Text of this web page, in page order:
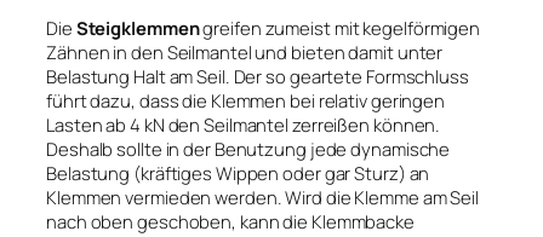
Die Steigklemmengreifen zumeist mit kegelförmigen
Zähnen in den Seilmantel und bieten damit unter
Belastung Halt am Seil. Der so geartete Formschluss
führt dazu, dass die Klemmen bei relativ geringen
Lasten ab 4 kN den Seilmantel zerreißen können.
Deshalb sollte in der Benutzung jede dynamische
Belastung (kräftiges Wippen oder gar Sturz) an
Klemmen vermieden werden. Wird die Klemme am Seil
nach oben geschoben, kann die Klemmbacke